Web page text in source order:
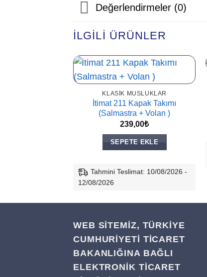
Değerlendirmeler (0)
İLGILI ÜRÜNLER
KLASIK MUSLUKLAR
İtimat 211 Kapak Takımı
(Salmastra + Volan )
239,00₺
SEPETE EKLE
Tahmini Teslimat: 10/08/2026 -
12/08/2026
WEB SİTEMİZ, TÜRKİYE
CUMHURİYETİ TİCARET
BAKANLIĞINA BAĞLI
ELEKTRONİK TİCARET